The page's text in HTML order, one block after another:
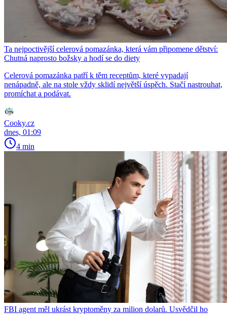
Ta nejpoctivější celerová pomazánka, která vám připomene dětství:
Chutná naprosto božsky a hodí se do diety
Celerová pomazánka patří k těm receptům, které vypadají
nenápadně, ale na stole vždy sklidí největší úspěch. Stačí nastrouhat,
promíchat a podávat.
Cooky.cz
dnes, 01:09
4 min
FBI agent měl ukrást kryptoměny za milion dolarů. Usvědčil ho